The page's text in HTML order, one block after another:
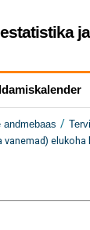
andmebaas /
vanemad)